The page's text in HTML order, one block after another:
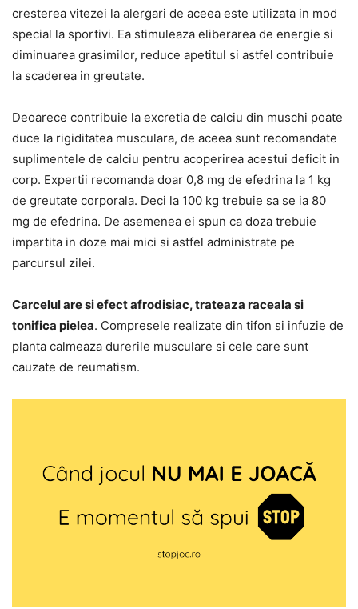
cresterea vitezei la alergari de aceea este utilizata in mod
special la sportivi. Ea stimuleaza eliberarea de energie si
diminuarea grasimilor, reduce apetitul si astfel contribuie
la scaderea in greutate.
Deoarece contribuie la excretia de calciu din muschi poate
duce la rigiditatea musculara, de aceea sunt recomandate
suplimentele de calciu pentru acoperirea acestui deficit in
corp. Expertii recomanda doar 0,8 mg de efedrina la 1 kg
de greutate corporala. Deci la 100 kg trebuie sa se ia 80
mg de efedrina. De asemenea ei spun ca doza trebuie
impartita in doze mai mici si astfel administrate pe
parcursul zilei.
Carcelul are si efect afrodisiac, trateaza raceala si
tonifica pielea. Compresele realizate din tifon si infuzie de
planta calmeaza durerile musculare si cele care sunt
cauzate de reumatism.